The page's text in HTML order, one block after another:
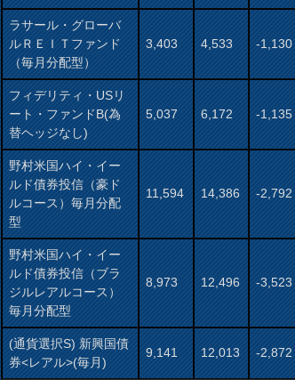
ラサール・グローバ
ルＲＥＩＴファンド
（毎月分配型）
3,403 4,533 -1,130
フィデリティ・USリ
ート・ファンドB(為
替ヘッジなし)
5,037 6,172 -1,135
野村米国ハイ・イー
ルド債券投信（豪ド
ルコース）毎月分配
型
11,594 14,386 -2,792
野村米国ハイ・イー
ルド債券投信（ブラ
ジルレアルコース）
毎月分配型
8,973 12,496 -3,523
(通貨選択S) 新興国債
券<レアル>(毎月)
9,141 12,013 -2,872